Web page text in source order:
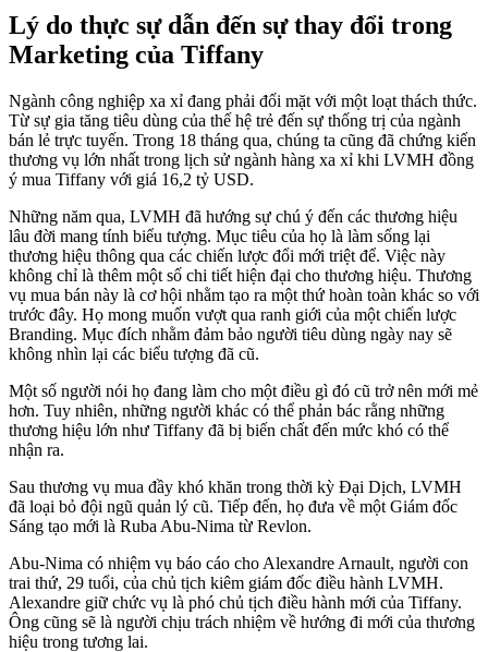
Lý do thực sự dẫn đến sự thay đổi trong
Marketing của Tiffany
Ngành công nghiệp xa xỉ đang phải đối mặt với một loạt thách thức.
Từ sự gia tăng tiêu dùng của thế hệ trẻ đến sự thống trị của ngành
bán lẻ trực tuyến. Trong 18 tháng qua, chúng ta cũng đã chứng kiến
​​thương vụ lớn nhất trong lịch sử ngành hàng xa xỉ khi LVMH đồng
ý mua Tiffany với giá 16,2 tỷ USD.
Những năm qua, LVMH đã hướng sự chú ý đến các thương hiệu
lâu đời mang tính biểu tượng. Mục tiêu của họ là làm sống lại
thương hiệu thông qua các chiến lược đổi mới triệt để. Việc này
không chỉ là thêm một số chi tiết hiện đại cho thương hiệu. Thương
vụ mua bán này là cơ hội nhằm tạo ra một thứ hoàn toàn khác so với
trước đây. Họ mong muốn vượt qua ranh giới của một chiến lược
Branding. Mục đích nhằm đảm bảo người tiêu dùng ngày nay sẽ
không nhìn lại các biểu tượng đã cũ.
Một số người nói họ đang làm cho một điều gì đó cũ trở nên mới mẻ
hơn. Tuy nhiên, những người khác có thể phản bác rằng những
thương hiệu lớn như Tiffany đã bị biến chất đến mức khó có thể
nhận ra.
Sau thương vụ mua đầy khó khăn trong thời kỳ Đại Dịch, LVMH
đã loại bỏ đội ngũ quản lý cũ. Tiếp đến, họ đưa về một Giám đốc
Sáng tạo mới là Ruba Abu-Nima từ Revlon.
Abu-Nima có nhiệm vụ báo cáo cho Alexandre Arnault, người con
trai thứ, 29 tuổi, của chủ tịch kiêm giám đốc điều hành LVMH.
Alexandre giữ chức vụ là phó chủ tịch điều hành mới của Tiffany.
Ông cũng sẽ là người chịu trách nhiệm về hướng đi mới của thương
hiệu trong tương lai.